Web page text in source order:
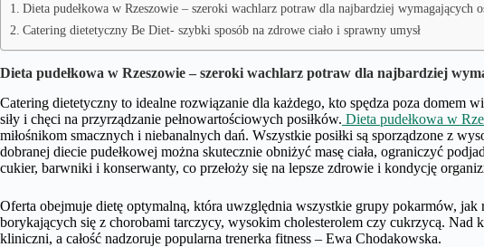
Dieta pudełkowa w Rzeszowie – szeroki wachlarz potraw dla najbardziej wymagających
Catering dietetyczny Be Diet- szybki sposób na zdrowe ciało i sprawny umysł
Dieta pudełkowa w Rzeszowie – szeroki wachlarz potraw dla najbardziej
Catering dietetyczny to idealne rozwiązanie dla każdego, kto spędza poza domem
siły i chęci na przyrządzanie pełnowartościowych posiłków. Dieta pudełkowa w
miłośnikom smacznych i niebanalnych dań. Wszystkie posiłki są sporządzone z
dobranej diecie pudełkowej można skutecznie obniżyć masę ciała, ograniczyć
cukier, barwniki i konserwanty, co przełoży się na lepsze zdrowie i kondycję
Oferta obejmuje dietę optymalną, która uwzględnia wszystkie grupy pokarmów, jak
borykających się z chorobami tarczycy, wysokim cholesterolem czy cukrzycą. Nad
kliniczni, a całość nadzoruje popularna trenerka fitness – Ewa Chodakowska.